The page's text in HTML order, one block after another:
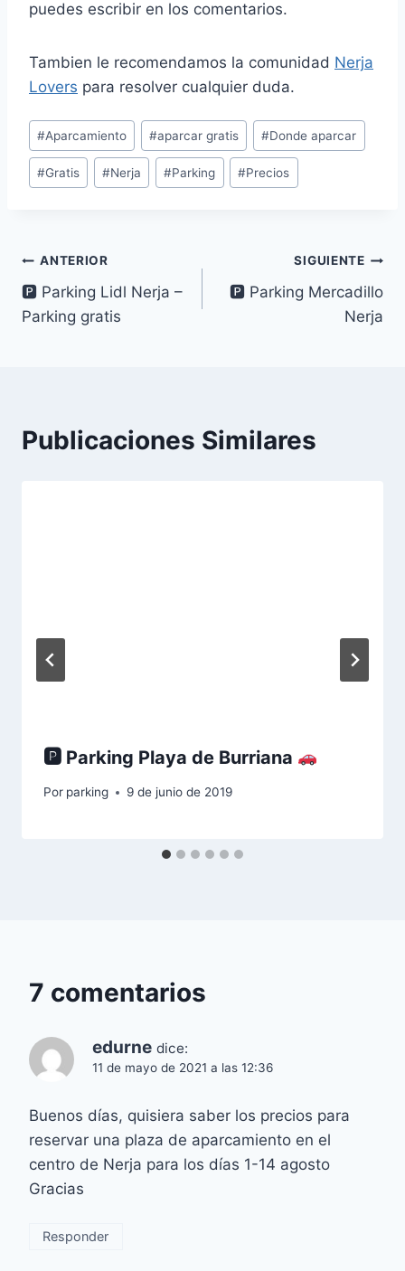
puedes escribir en los comentarios.
Tambien le recomendamos la comunidad Nerja
Lovers para resolver cualquier duda.
Etiquetas
de
la
#Aparcamiento #aparcar gratis #Donde aparcar
#Gratis #Nerja #Parking #Precios
Navegación
de
ANTERIOR
🅿 Parking Lidl Nerja –
Parking gratis
SIGUIENTE
🅿 Parking Mercadillo
Nerja
Publicaciones Similares
🅿 Parking Playa de Burriana
Por parking 9 de junio de 2019
7 comentarios
edurne dice:
11 de mayo de 2021 a las 12:36
Buenos días, quisiera saber los precios para
reservar una plaza de aparcamiento en el
centro de Nerja para los días 1-14 agosto
Gracias
Responder